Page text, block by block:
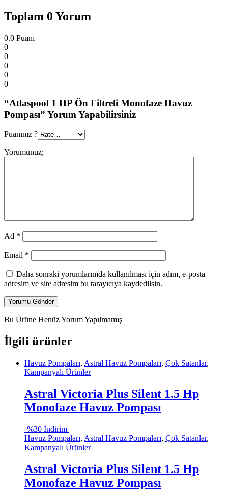
Toplam 0 Yorum
0.0 Puanı
0
0
0
0
0
“Atlaspool 1 HP Ön Filtreli Monofaze Havuz
Pompası” Yorum Yapabilirsiniz
Puanınız ?
Yorumunuz;
Ad *
Email *
Daha sonraki yorumlarımda kullanılması için adım, e-posta
adresim ve site adresim bu tarayıcıya kaydedilsin.
Bu Ürüne Henüz Yorum Yapılmamış
İlgili ürünler
Havuz Pompaları, Astral Havuz Pompaları, Çok Satanlar,
Kampanyalı Ürünler
Astral Victoria Plus Silent 1.5 Hp
Monofaze Havuz Pompası
-%30 İndirim
Havuz Pompaları, Astral Havuz Pompaları, Çok Satanlar,
Kampanyalı Ürünler
Astral Victoria Plus Silent 1.5 Hp
Monofaze Havuz Pompası